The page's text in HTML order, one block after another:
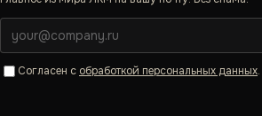
Согласен с обработкой персональных данных.